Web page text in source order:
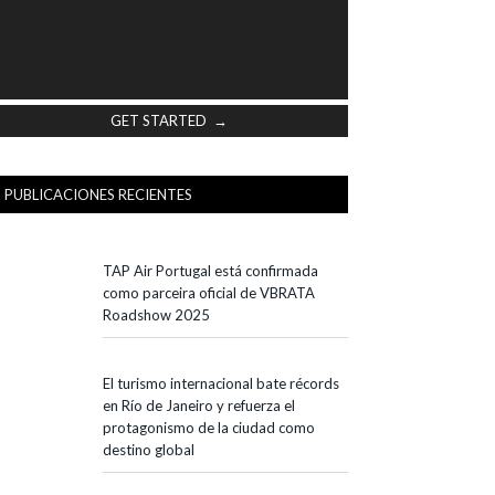
GET STARTED →
PUBLICACIONES RECIENTES
TAP Air Portugal está confirmada
como parceira oficial de VBRATA
Roadshow 2025
El turismo internacional bate récords
en Río de Janeiro y refuerza el
protagonismo de la ciudad como
destino global